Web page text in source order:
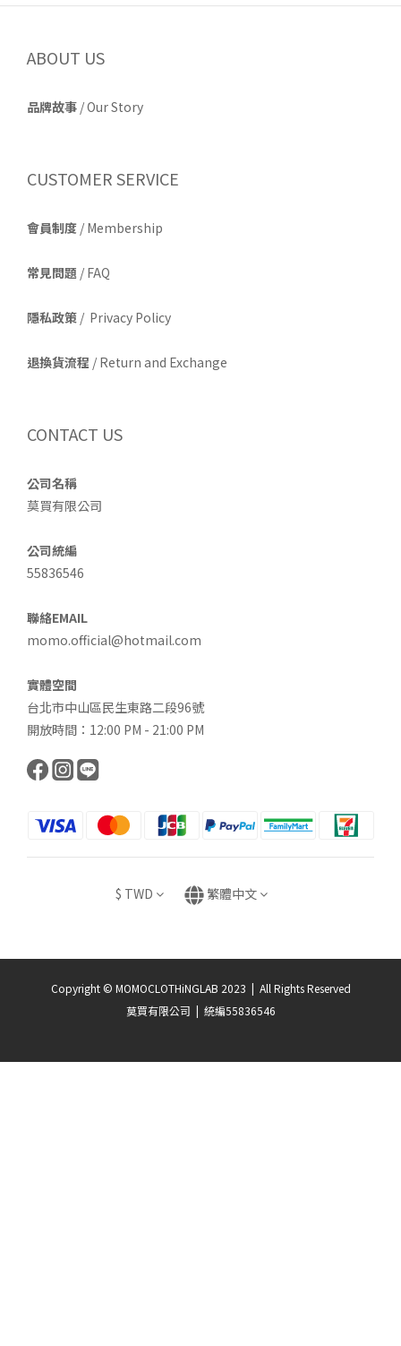
ABOUT US
品牌故事 /Our Story
CUSTOMER SERVICE
會員制度 / Membership
常見問題 / FAQ
隱私政策 / Privacy Policy
退換貨流程 / Return and Exchange
CONTACT US
公司名稱
莫買有限公司
公司統編
55836546
聯絡EMAIL
momo.official@hotmail.com
實體空間
台北市中山區民生東路二段96號
開放時間：12:00 PM - 21:00 PM
$ TWD 繁體中文
Copyright © MOMOCLOTHiNGLAB 2023 | All Rights Reserved
莫買有限公司 | 統編55836546